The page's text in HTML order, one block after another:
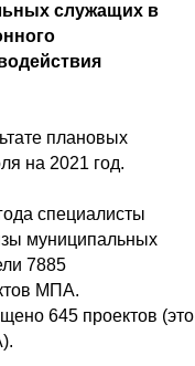
служащих в
плановых
на 2021 год.
специалисты
муниципальных
7885
МПА.
645 проектов (это